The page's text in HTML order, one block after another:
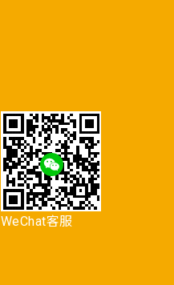
WeChat客服